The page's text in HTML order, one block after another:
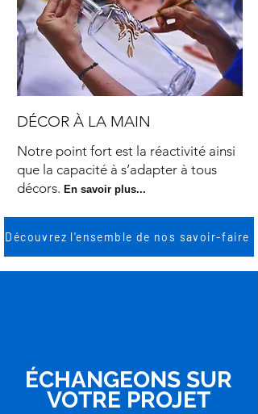
DÉCOR À LA MAIN
Notre point fort est la réactivité ainsi
que la capacité à s’adapter à tous
décors. En savoir plus...
Découvrez l'ensemble de nos savoir-faire
ÉCHANGEONS SUR
VOTRE PROJET